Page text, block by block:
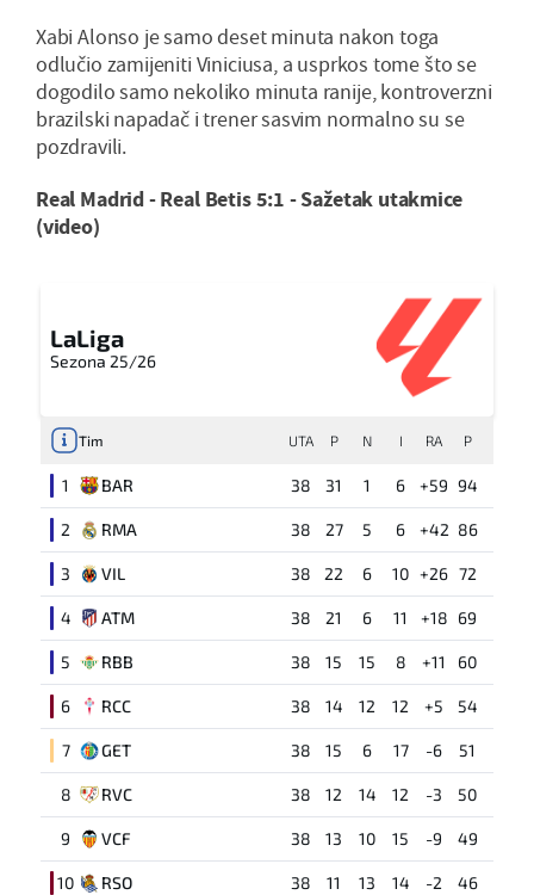
Xabi Alonso je samo deset minuta nakon toga
odlučio zamijeniti Viniciusa, a usprkos tome što se
dogodilo samo nekoliko minuta ranije, kontroverzni
brazilski napadač i trener sasvim normalno su se
pozdravili.
Real Madrid - Real Betis 5:1 - Sažetak utakmice
(video)
LaLiga
Sezona 25/26
Tim UTA P N I RA P
1 BAR 38 31 1 6 +59 94
2 RMA 38 27 5 6 +42 86
3 VIL 38 22 6 10 +26 72
4 ATM 38 21 6 11 +18 69
5 RBB 38 15 15 8 +11 60
6 RCC 38 14 12 12 +5 54
7 GET 38 15 6 17 -6 51
8 RVC 38 12 14 12 -3 50
9 VCF 38 13 10 15 -9 49
10 RSO 38 11 13 14 -2 46